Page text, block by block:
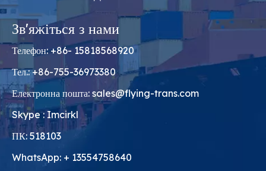
Зв'яжіться з нами
Телефон: +86- 15818568920
Тел.: +86-755-36973380
Електронна пошта: sales@flying-trans.com
Skype : Imcirkl
ПК: 518103
WhatsApp: + 13554758640